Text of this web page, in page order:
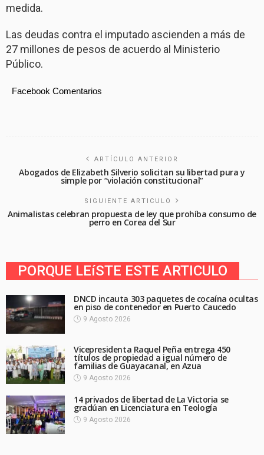
medida.
Las deudas contra el imputado ascienden a más de
27 millones de pesos de acuerdo al Ministerio
Público.
Facebook Comentarios
ARTÍCULO ANTERIOR
Abogados de Elizabeth Silverio solicitan su libertad pura y
simple por “violación constitucional”
SIGUIENTE ARTICULO
Animalistas celebran propuesta de ley que prohíba consumo de
perro en Corea del Sur
PORQUE LEíSTE ESTE ARTICULO
DNCD incauta 303 paquetes de cocaína ocultas
en piso de contenedor en Puerto Caucedo
9 Agosto 2026
Vicepresidenta Raquel Peña entrega 450
títulos de propiedad a igual número de
familias de Guayacanal, en Azua
9 Agosto 2026
14 privados de libertad de La Victoria se
gradúan en Licenciatura en Teología
9 Agosto 2026